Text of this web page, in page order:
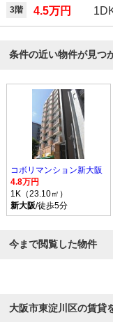
3階 4.5万円
条件の近い物件が見つ
コボリマンション新大阪
4.8万円
1K（23.10㎡）
新大阪/徒歩5分
今まで閲覧した物件
大阪市東淀川区の賃貸